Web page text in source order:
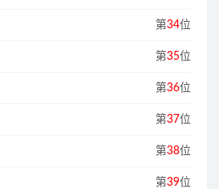
第34位
第35位
第36位
第37位
第38位
第39位